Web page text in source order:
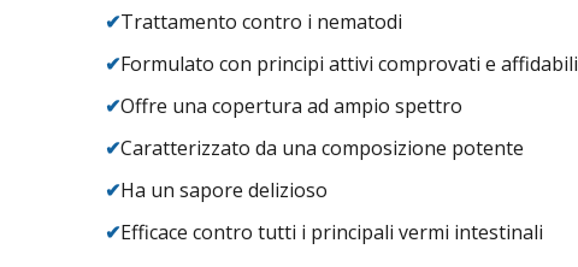
✔Trattamento contro i nematodi
✔Formulato con principi attivi comprovati e affidabili
✔Offre una copertura ad ampio spettro
✔Caratterizzato da una composizione potente
✔Ha un sapore delizioso
✔Efficace contro tutti i principali vermi intestinali